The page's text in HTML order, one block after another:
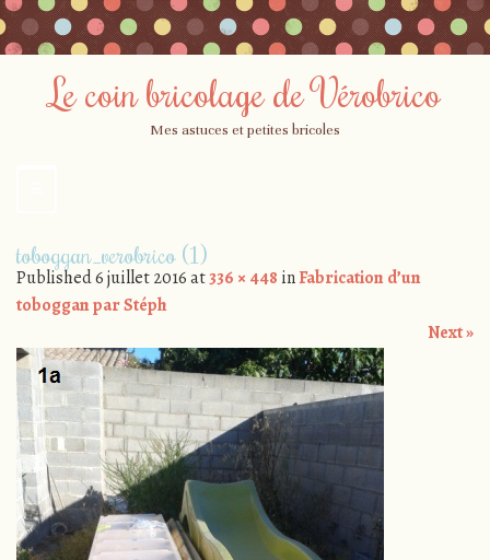
Le coin bricolage de Vérobrico
Mes astuces et petites bricoles
content
toboggan_verobrico (1)
Published6 juillet 2016at336 × 448 inFabrication d’un
toboggan par Stéph
Next »